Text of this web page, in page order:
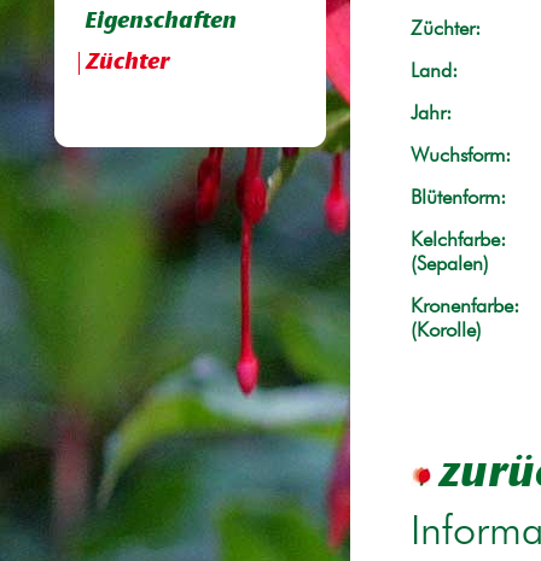
Eigenschaften
Züchter
Züchter:
Land:
Jahr:
Wuchsform:
Blütenform:
Kelchfarbe:
(Sepalen)
Kronenfarbe:
(Korolle)